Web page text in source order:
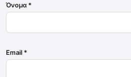
Όνομα *
Email *